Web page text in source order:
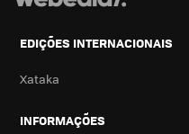
EDIÇÕES INTERNACIONAIS
Xataka
INFORMAÇÕES